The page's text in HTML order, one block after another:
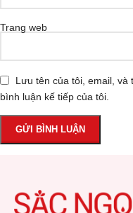
Trang web
Lưu tên của tôi, email, và
bình luận kế tiếp của tôi.